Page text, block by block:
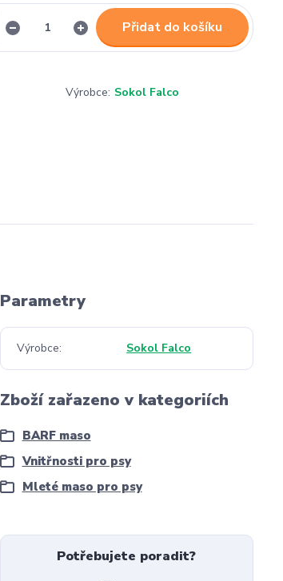
Přidat do košíku
Výrobce: Sokol Falco
Parametry
Výrobce Sokol Falco
Zboží zařazeno v kategoriích
BARF maso
Vnitřnosti pro psy
Mleté maso pro psy
Potřebujete poradit?